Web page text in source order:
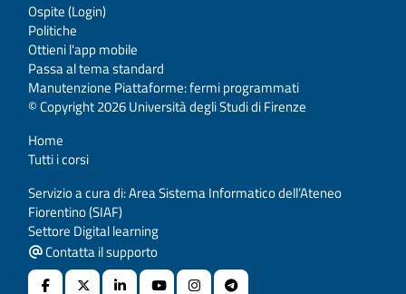
Ospite (Login)
Politiche
Ottieni l'app mobile
Passa al tema standard
Manutenzione Piattaforme: fermi programmati
© Copyright 2026 Università degli Studi di Firenze
Home
Tutti i corsi
Servizio a cura di: Area Sistema Informatico dell’Ateneo
Fiorentino (SIAF)
Settore Digital learning
Contatta il supporto